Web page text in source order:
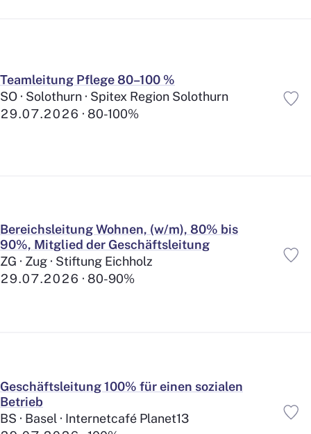
Teamleitung Pflege 80–100 %
SO · Solothurn · Spitex Region Solothurn
29.07.2026
80-100%
Bereichsleitung Wohnen, (w/m), 80% bis
90%, Mitglied der Geschäftsleitung
ZG · Zug · Stiftung Eichholz
29.07.2026
80-90%
Geschäftsleitung 100% für einen sozialen
Betrieb
BS · Basel · Internetcafé Planet13